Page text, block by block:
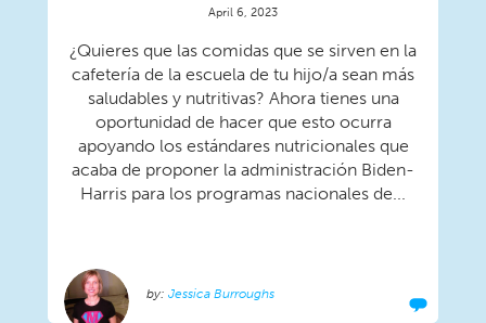
April 6, 2023
¿Quieres que las comidas que se sirven en la
cafetería de la escuela de tu hijo/a sean más
saludables y nutritivas? Ahora tienes una
oportunidad de hacer que esto ocurra
apoyando los estándares nutricionales que
acaba de proponer la administración Biden-
Harris para los programas nacionales de...
Jessica Burroughs